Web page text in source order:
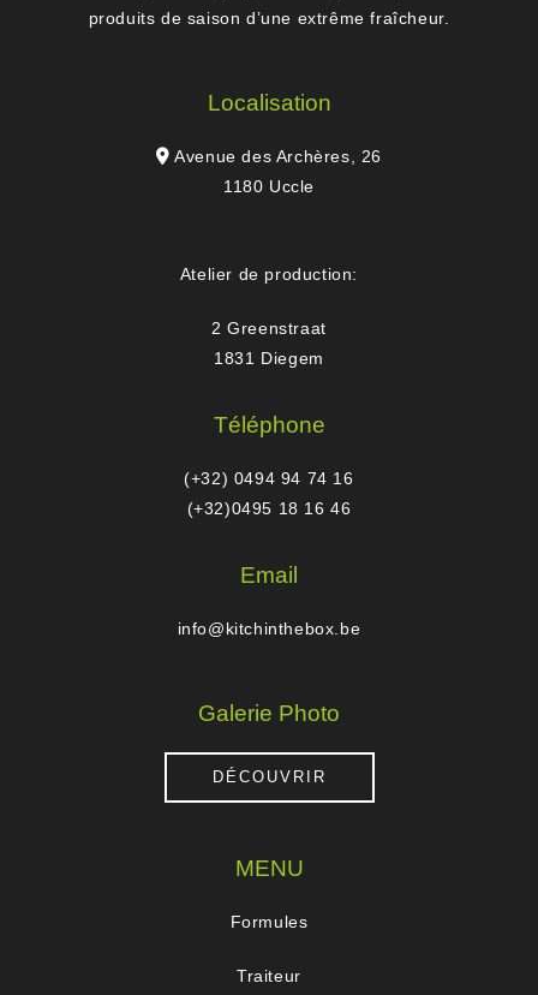
produits de saison d’une extrême fraîcheur.
Localisation
Avenue des Archères, 26
1180 Uccle
Atelier de production:
2 Greenstraat
1831 Diegem
Téléphone
(+32) 0494 94 74 16
(+32)0495 18 16 46
Email
info@kitchinthebox.be
Galerie Photo
DÉCOUVRIR
MENU
Formules
Traiteur